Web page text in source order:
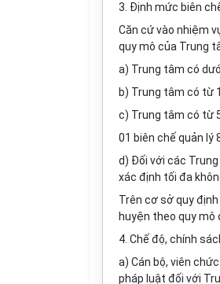
3. Định mức biên
Căn cứ vào nhiệm
quy mô của Trung
a) Trung tâm có
b) Trung tâm có từ
c) Trung tâm có từ
01 biên chế quản lý
d) Đối với các
xác định tối đa
Trên cơ sở quy
huyện theo quy
4. Chế độ, chính
a) Cán bộ, viên
pháp luật đối với